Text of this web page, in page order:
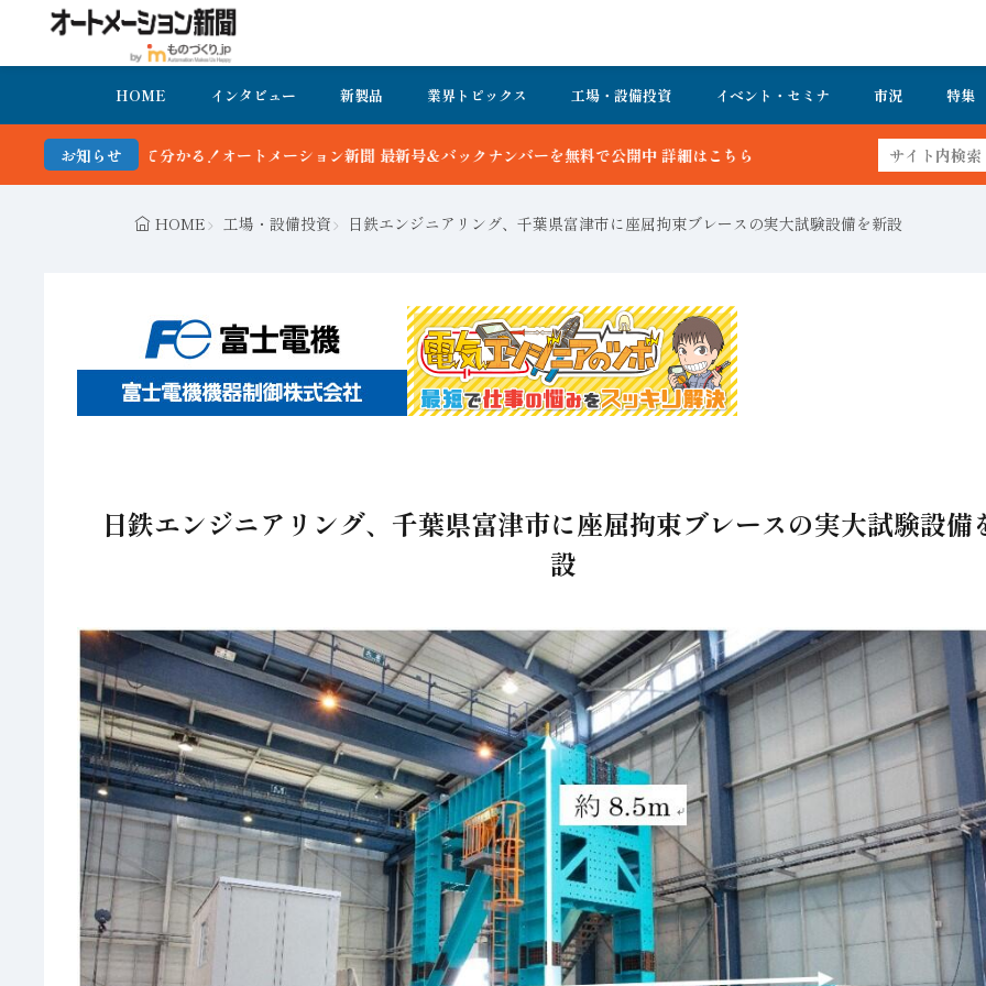
HOME インタビュー 新製品 業界トピックス 工場・設備投資 イベント・セミナ 市況 特集
お知らせ
聞 最新号＆バックナンバーを無料で公開中 詳細はこちら
HOME 工場・設備投資 日鉄エンジニアリング、千葉県富津市に座屈拘束ブレースの実大試験設備を新設
日鉄エンジニアリング、千葉県富津市に座屈拘束ブレースの実大試験設備
設